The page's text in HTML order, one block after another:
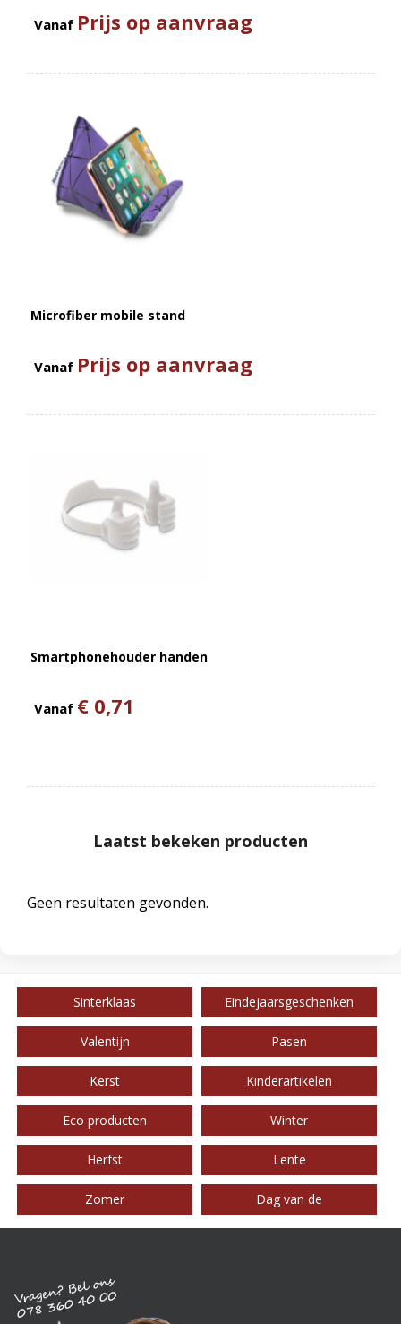
Vanaf Prijs op aanvraag
Microfiber mobile stand
Vanaf Prijs op aanvraag
Smartphonehouder handen
Vanaf € 0,71
Laatst bekeken producten
Geen resultaten gevonden.
Sinterklaas Eindejaarsgeschenken
Valentijn Pasen
Kerst Kinderartikelen
Eco producten Winter
Herfst Lente
Zomer Dag van de